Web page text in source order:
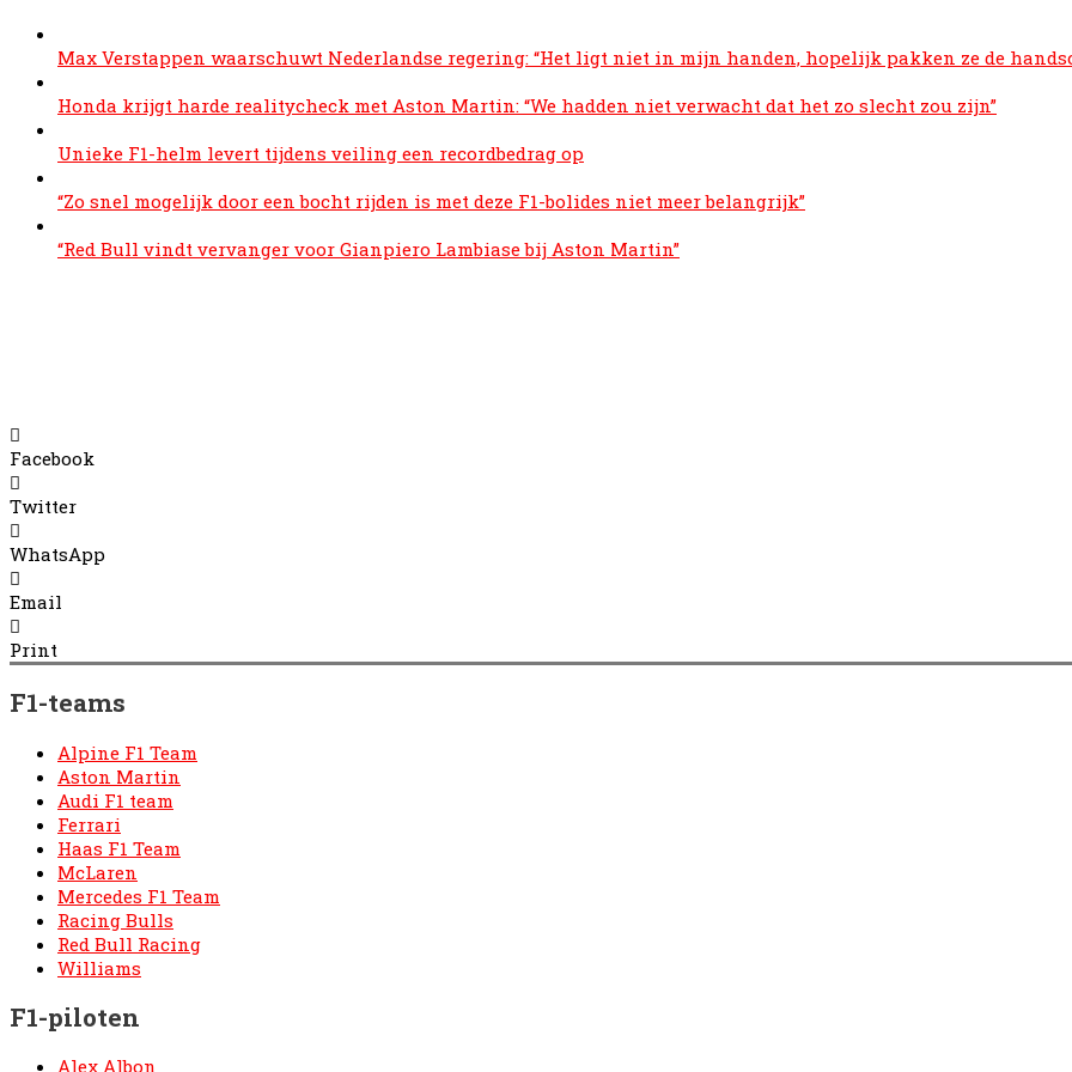
Max Verstappen waarschuwt Nederlandse regering: “Het ligt niet in mijn handen, hopelijk pakken ze de
Honda krijgt harde realitycheck met Aston Martin: “We hadden niet verwacht dat het zo slecht zou zijn”
Unieke F1-helm levert tijdens veiling een recordbedrag op
“Zo snel mogelijk door een bocht rijden is met deze F1-bolides niet meer belangrijk”
“Red Bull vindt vervanger voor Gianpiero Lambiase bij Aston Martin”
Facebook
Twitter
WhatsApp
Email
Print
F1-teams
Alpine F1 Team
Aston Martin
Audi F1 team
Ferrari
Haas F1 Team
McLaren
Mercedes F1 Team
Racing Bulls
Red Bull Racing
Williams
F1-piloten
Alex Albon